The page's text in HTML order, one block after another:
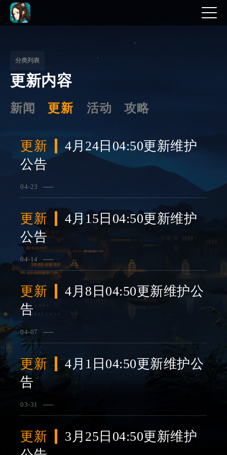
分类列表
更新内容
新闻 更新 活动 攻略
更新
4月24日04:50更新维护
公告
04-23
查看详情
更新
4月15日04:50更新维护
公告
04-14
查看详情
更新
4月8日04:50更新维护公
告
04-07
查看详情
更新
4月1日04:50更新维护公
告
03-31
查看详情
更新
3月25日04:50更新维护
文
分
页